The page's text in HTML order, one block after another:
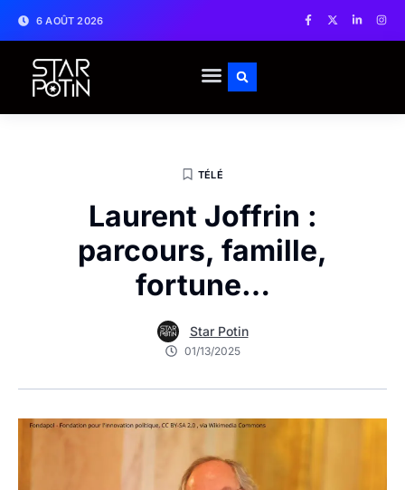
6 AOÛT 2026
TÉLÉ
Laurent Joffrin :
parcours, famille,
fortune…
Star Potin
01/13/2025